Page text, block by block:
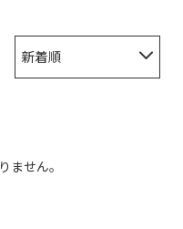
新着順
ません。